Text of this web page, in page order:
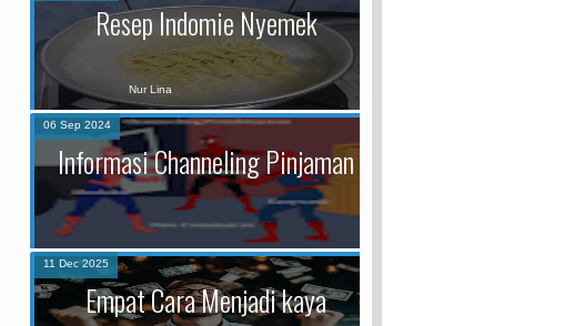
Resep Indomie Nyemek
Nur Lina
Empat Cara Menjadi kaya
11 Dec 2025
Informasi Channeling Pinjaman
06 Sep 2024